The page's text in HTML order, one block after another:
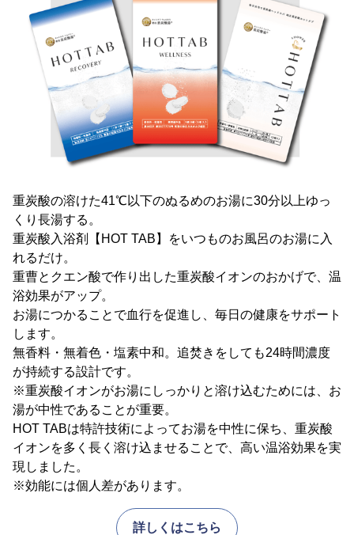
重炭酸の溶けた41℃以下のぬるめのお湯に30分以上ゆっ
くり長湯する。
重炭酸入浴剤【HOT TAB】をいつものお風呂のお湯に入
れるだけ。
重曹とクエン酸で作り出した重炭酸イオンのおかげで、温
浴効果がアップ。
お湯につかることで血行を促進し、毎日の健康をサポート
します。
無香料・無着色・塩素中和。追焚きをしても24時間濃度
が持続する設計です。
※重炭酸イオンがお湯にしっかりと溶け込むためには、お
湯が中性であることが重要。
HOT TABは特許技術によってお湯を中性に保ち、重炭酸
イオンを多く長く溶け込ませることで、高い温浴効果を実
現しました。
※効能には個人差があります。
詳しくはこちら